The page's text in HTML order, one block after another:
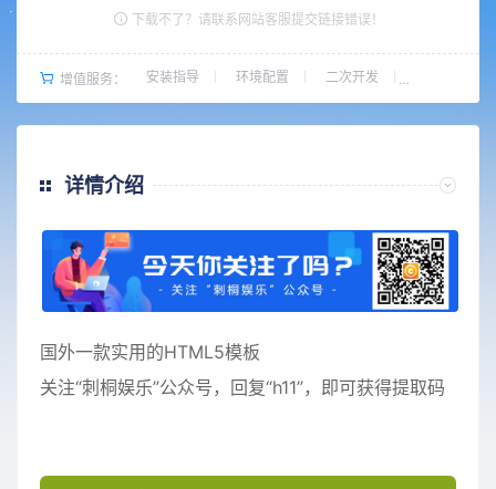
下载不了？请联系网站客服提交链接错误！
增值服务： 安装指导 环境配置 二次开发
详情介绍
国外一款实用的HTML5模板
关注“刺桐娱乐”公众号，回复“h11”，即可获得提取码